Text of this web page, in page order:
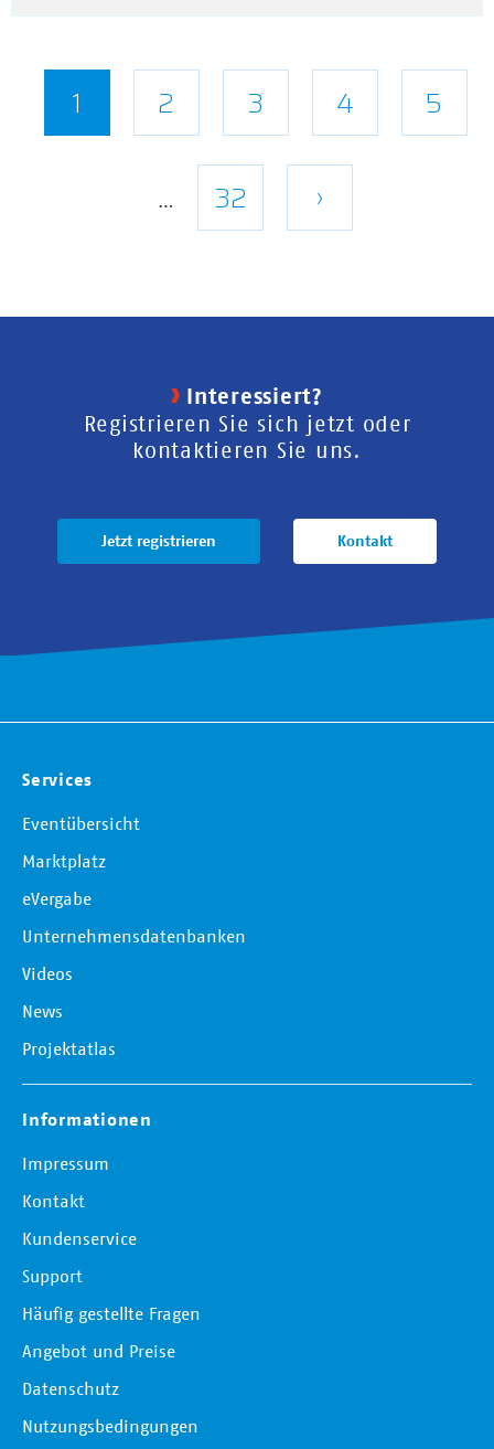
Seitennummerierung
Aktuelle
1 Seite
2 Seite
3 Seite
4 Seite
5
…
Letzte
32
Nächste
›
Interessiert?
Registrieren Sie sich jetzt oder
kontaktieren Sie uns.
Jetzt registrieren Kontakt
Services
Eventübersicht
Marktplatz
eVergabe
Unternehmensdatenbanken
Videos
News
Projektatlas
Informationen
Impressum
Kontakt
Kundenservice
Support
Häufig gestellte Fragen
Angebot und Preise
Datenschutz
Nutzungsbedingungen